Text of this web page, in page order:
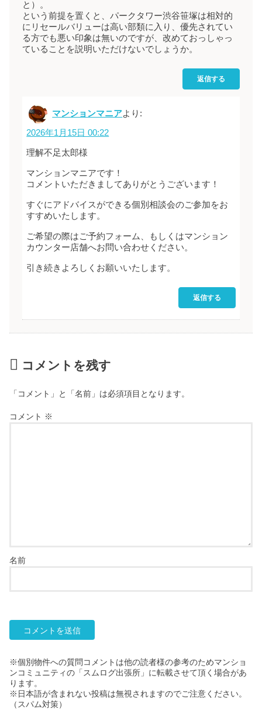
と）。
という前提を置くと、パークタワー渋谷笹塚は相対的
にリセールバリューは高い部類に入り、優先されてい
る方でも悪い印象は無いのですが、改めておっしゃっ
ていることを説明いただけないでしょうか。
返信する
マンションマニアより:
2026年1月15日 00:22
理解不足太郎様
マンションマニアです！
コメントいただきましてありがとうございます！
すぐにアドバイスができる個別相談会のご参加をお
すすめいたします。
ご希望の際はご予約フォーム、もしくはマンション
カウンター店舗へお問い合わせください。
引き続きよろしくお願いいたします。
返信する
コメントを残す
「コメント」と「名前」は必須項目となります。
コメント ※
名前
※個別物件への質問コメントは他の読者様の参考のためマンショ
ンコミュニティの「スムログ出張所」に転載させて頂く場合があ
ります。
※日本語が含まれない投稿は無視されますのでご注意ください。
（スパム対策）